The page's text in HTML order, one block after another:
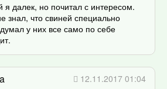
я далек, но почитал с интересом.
знал, что свиней специально
у них все само по себе
12.11.2017 01:04